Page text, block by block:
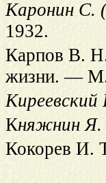
Каронин С.
1932.
Карпов В.
жизни. —
Княжнин Я.
Кокорев И.